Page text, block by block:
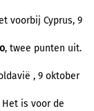
voorbij Cyprus, 9
, twee punten uit.
, 9 oktober
Het is voor de